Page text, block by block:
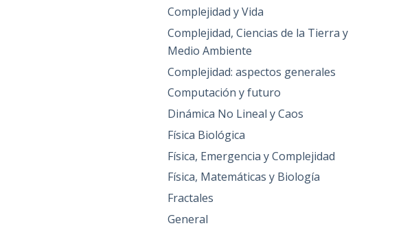
Complejidad y Vida
Complejidad, Ciencias de la Tierra y
Medio Ambiente
Complejidad: aspectos generales
Computación y futuro
Dinámica No Lineal y Caos
Física Biológica
Física, Emergencia y Complejidad
Física, Matemáticas y Biología
Fractales
General